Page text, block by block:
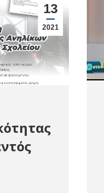
13
2021